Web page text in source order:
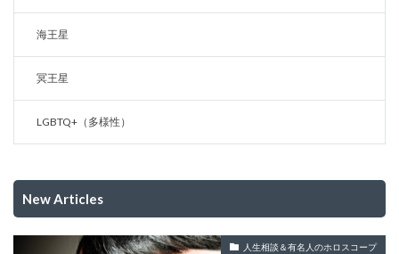
海王星
冥王星
LGBTQ+（多様性）
New Articles
人生相談＆有名人のホロスコープ